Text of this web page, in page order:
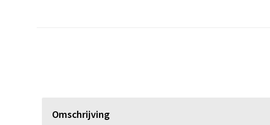
Omschrijving